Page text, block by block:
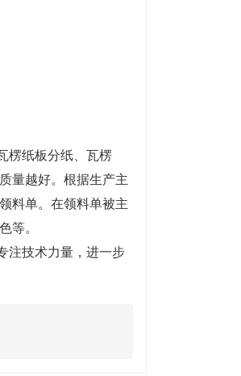
楞纸板分纸、瓦楞
量越好。根据生产主
料单。在领料单被主
等。
注技术力量，进一步